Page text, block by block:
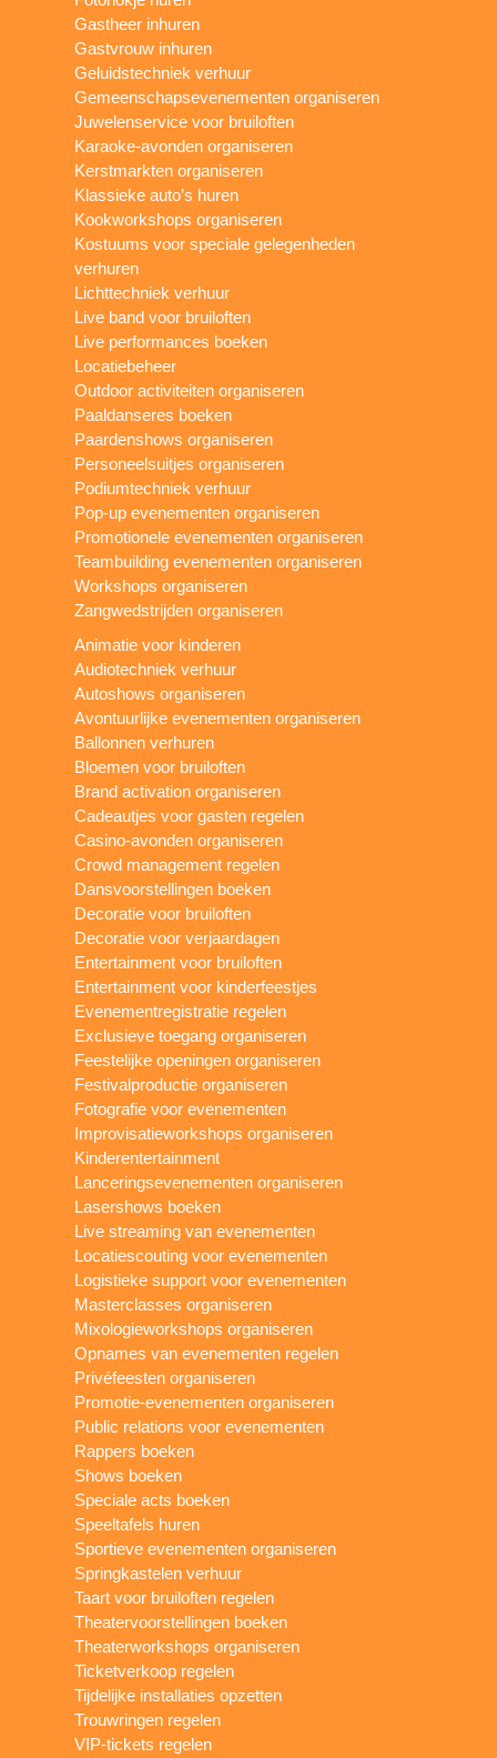
Gastheer inhuren
Gastvrouw inhuren
Geluidstechniek verhuur
Gemeenschapsevenementen organiseren
Juwelenservice voor bruiloften
Karaoke-avonden organiseren
Kerstmarkten organiseren
Klassieke auto’s huren
Kookworkshops organiseren
Kostuums voor speciale gelegenheden
verhuren
Lichttechniek verhuur
Live band voor bruiloften
Live performances boeken
Locatiebeheer
Outdoor activiteiten organiseren
Paaldanseres boeken
Paardenshows organiseren
Personeelsuitjes organiseren
Podiumtechniek verhuur
Pop-up evenementen organiseren
Promotionele evenementen organiseren
Teambuilding evenementen organiseren
Workshops organiseren
Zangwedstrijden organiseren
Animatie voor kinderen
Audiotechniek verhuur
Autoshows organiseren
Avontuurlijke evenementen organiseren
Ballonnen verhuren
Bloemen voor bruiloften
Brand activation organiseren
Cadeautjes voor gasten regelen
Casino-avonden organiseren
Crowd management regelen
Dansvoorstellingen boeken
Decoratie voor bruiloften
Decoratie voor verjaardagen
Entertainment voor bruiloften
Entertainment voor kinderfeestjes
Evenementregistratie regelen
Exclusieve toegang organiseren
Feestelijke openingen organiseren
Festivalproductie organiseren
Fotografie voor evenementen
Improvisatieworkshops organiseren
Kinderentertainment
Lanceringsevenementen organiseren
Lasershows boeken
Live streaming van evenementen
Locatiescouting voor evenementen
Logistieke support voor evenementen
Masterclasses organiseren
Mixologieworkshops organiseren
Opnames van evenementen regelen
Privéfeesten organiseren
Promotie-evenementen organiseren
Public relations voor evenementen
Rappers boeken
Shows boeken
Speciale acts boeken
Speeltafels huren
Sportieve evenementen organiseren
Springkastelen verhuur
Taart voor bruiloften regelen
Theatervoorstellingen boeken
Theaterworkshops organiseren
Ticketverkoop regelen
Tijdelijke installaties opzetten
Trouwringen regelen
VIP-tickets regelen